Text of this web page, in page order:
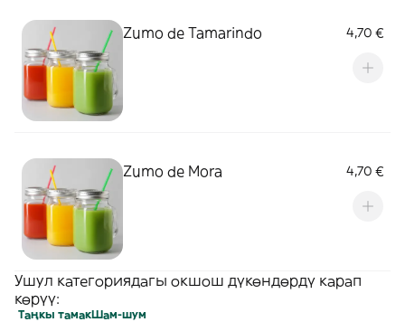
Zumo de Tamarindo 4,70 €
Zumo de Mora 4,70 €
Ушул категориядагы окшош дүкөндөрдү карап
көрүү:
Таңкы тамакШам-шум